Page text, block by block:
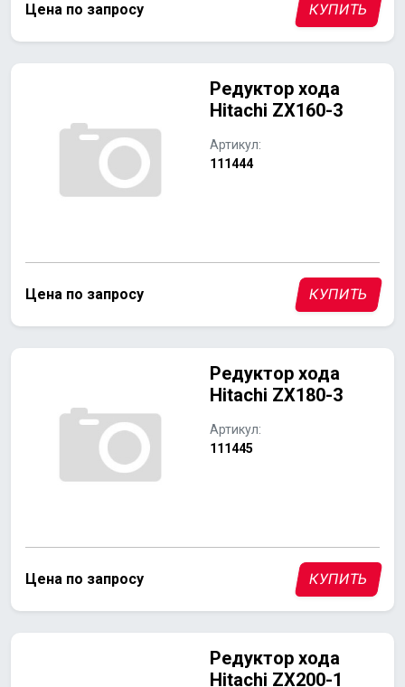
Цена по запросу КУПИТЬ
Редуктор хода
Hitachi ZX160-3
Артикул:
111444
Цена по запросу КУПИТЬ
Редуктор хода
Hitachi ZX180-3
Артикул:
111445
Цена по запросу КУПИТЬ
Редуктор хода
Hitachi ZX200-1